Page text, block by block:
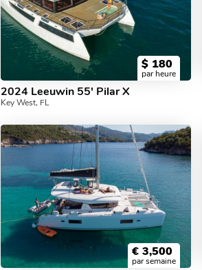
$ 180
par heure
2024 Leeuwin 55' Pilar X
Key West, FL
€ 3,500
par semaine